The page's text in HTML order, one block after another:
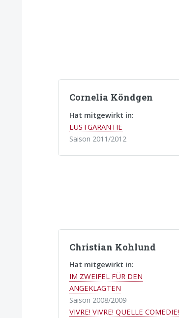
Cornelia Köndgen
Hat mitgewirkt in:
LUSTGARANTIE
Saison 2011/2012
Christian Kohlund
Hat mitgewirkt in:
IM ZWEIFEL FÜR DEN
ANGEKLAGTEN
Saison 2008/2009
VIVRE! VIVRE! QUELLE COMEDIE!